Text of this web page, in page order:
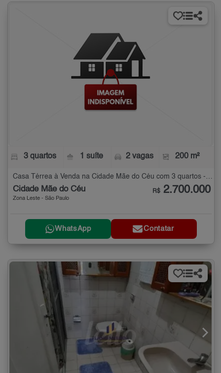
3 quartos 1 suíte 2 vagas 200 m²
Cidade Mãe do Céu
Zona Leste - São Paulo
R$ 2.700.000
WhatsApp Contatar